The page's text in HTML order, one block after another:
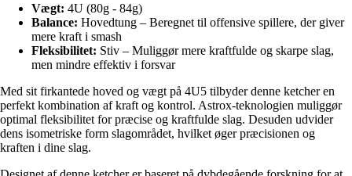
Vægt: 4U (80g - 84g)
Balance: Hovedtung – Beregnet til offensive spillere, der giver
mere kraft i smash
Fleksibilitet: Stiv – Muliggør mere kraftfulde og skarpe slag,
men mindre effektiv i forsvar
Med sit firkantede hoved og vægt på 4U5 tilbyder denne ketcher en
perfekt kombination af kraft og kontrol. Astrox-teknologien muliggør
optimal fleksibilitet for præcise og kraftfulde slag. Desuden udvider
dens isometriske form slagområdet, hvilket øger præcisionen og
kraften i dine slag.